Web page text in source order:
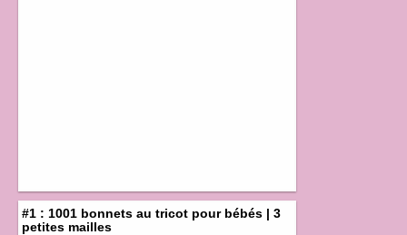
#1 : 1001 bonnets au tricot pour bébés | 3
petites mailles